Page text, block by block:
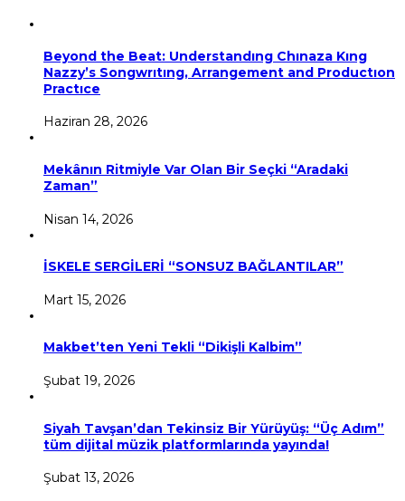
Beyond the Beat: Understandıng Chınaza Kıng
Nazzy’s Songwrıtıng, Arrangement and Productıon
Practıce
Haziran 28, 2026
Mekânın Ritmiyle Var Olan Bir Seçki “Aradaki
Zaman”
Nisan 14, 2026
İSKELE SERGİLERİ “SONSUZ BAĞLANTILAR”
Mart 15, 2026
Makbet’ten Yeni Tekli “Dikişli Kalbim”
Şubat 19, 2026
Siyah Tavşan’dan Tekinsiz Bir Yürüyüş: “Üç Adım”
tüm dijital müzik platformlarında yayında!
Şubat 13, 2026